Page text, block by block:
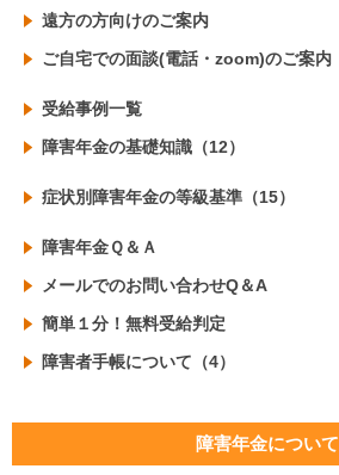
遠方の方向けのご案内
ご自宅での面談(電話・zoom)のご案内
受給事例一覧
障害年金の基礎知識（12）
症状別障害年金の等級基準（15）
障害年金Ｑ＆Ａ
メールでのお問い合わせQ＆A
簡単１分！無料受給判定
障害者手帳について（4）
障害年金について